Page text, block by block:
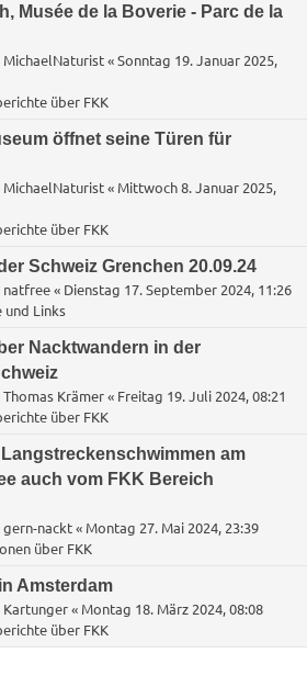
Musée de la Boverie - Parc de la
MichaelNaturist«Sonntag 19. Januar 2025,
über FKK
öffnet seine Türen für
MichaelNaturist« Mittwoch 8. Januar 2025,
über FKK
Schweiz Grenchen 20.09.24
natfree« Dienstag 17. September 2024, 11:26
und Links
Nacktwandern in der
Thomas Krämer« Freitag 19. Juli 2024, 08:21
über FKK
am
auch vom FKK Bereich
gern-nackt« Montag 27. Mai 2024, 23:39
über FKK
Amsterdam
Kartunger« Montag 18. März 2024, 08:08
über FKK